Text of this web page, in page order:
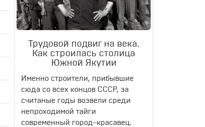
Трудовой подвиг на века.
Как строилась столица
Южной Якутии
Именно строители, прибывшие
сюда со всех концов СССР, за
считаные годы возвели среди
непроходимой тайги
современный город-красавец.